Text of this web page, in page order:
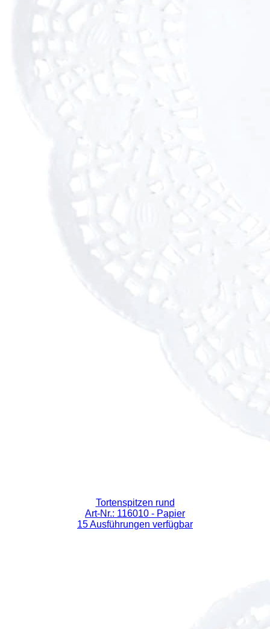
Tortenspitzen rund
Art-Nr.: 116010 - Papier
15 Ausführungen verfügbar